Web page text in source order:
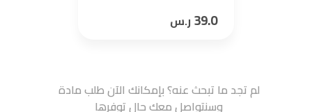
39.0ر.س
لم تجد ما تبحث عنه؟ بإمكانك الآن طلب مادة
وسنتواصل معك حال توفرها